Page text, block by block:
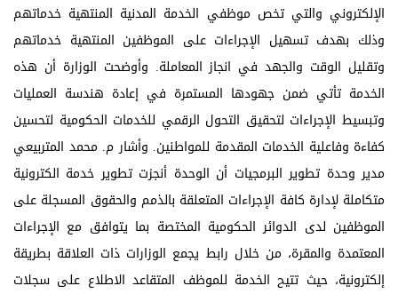
الإلكتروني والتي تخص موظفي الخدمة المدنية المنتهية خدماتهم
وذلك بهدف تسهيل الإجراءات على الموظفين المنتهية خدماتهم
وتقليل الوقت والجهد في انجاز المعاملة. وأوضحت الوزارة أن هذه
الخدمة تأتي ضمن جهودها المستمرة في إعادة هندسة العمليات
وتبسيط الإجراءات لتحقيق التحول الرقمي للخدمات الحكومية لتحسين
كفاءة وفاعلية الخدمات المقدمة للمواطنين. وأشار م. محمد المتربيعي
مدير وحدة تطوير البرمجيات أن الوحدة أنجزت تطوير خدمة الكترونية
متكاملة لإدارة كافة الإجراءات المتعلقة بالذمم والحقوق المسجلة على
الموظفين لدى الدوائر الحكومية المختصة بما يتوافق مع الإجراءات
المعتمدة والمقرة، من خلال رابط يجمع الوزارات ذات العلاقة بطريقة
إلكترونية، حيث تتيح الخدمة للموظف المتقاعد الاطلاع على سجلات